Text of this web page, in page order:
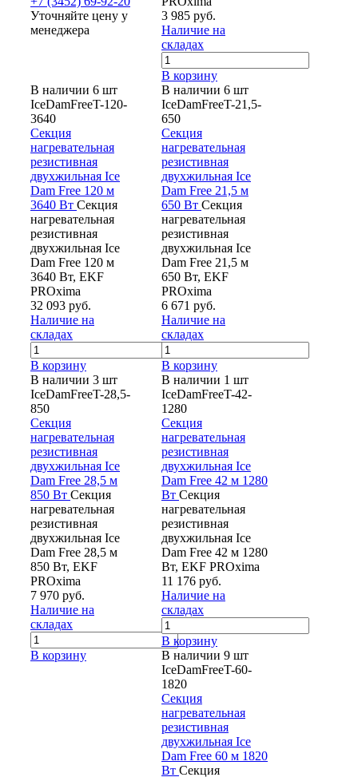
Уточняйте цену у
менеджера
3 985 руб.
Наличие на
складах
В корзину
В наличии 6 шт
IceDamFreeT-120-
3640
Секция
нагревательная
резистивная
двухжильная Ice
Dam Free 120 м
3640 Вт Секция
нагревательная
резистивная
двухжильная Ice
Dam Free 120 м
3640 Вт, EKF
PROxima
32 093 руб.
Наличие на
складах
В корзину
В наличии 6 шт
IceDamFreeT-21,5-
650
Секция
нагревательная
резистивная
двухжильная Ice
Dam Free 21,5 м
650 Вт Секция
нагревательная
резистивная
двухжильная Ice
Dam Free 21,5 м
650 Вт, EKF
PROxima
6 671 руб.
Наличие на
складах
В корзину
В наличии 3 шт
IceDamFreeT-28,5-
850
Секция
нагревательная
резистивная
двухжильная Ice
Dam Free 28,5 м
850 Вт Секция
нагревательная
резистивная
двухжильная Ice
Dam Free 28,5 м
850 Вт, EKF
PROxima
7 970 руб.
Наличие на
складах
В корзину
В наличии 1 шт
IceDamFreeT-42-
1280
Секция
нагревательная
резистивная
двухжильная Ice
Dam Free 42 м 1280
Вт Секция
нагревательная
резистивная
двухжильная Ice
Dam Free 42 м 1280
Вт, EKF PROxima
11 176 руб.
Наличие на
складах
В корзину
В наличии 9 шт
IceDamFreeT-60-
1820
Секция
нагревательная
резистивная
двухжильная Ice
Dam Free 60 м 1820
Вт Секция